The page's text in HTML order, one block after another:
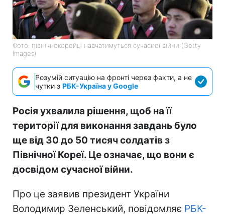
Фото: північнокорейці навчатимуться сучасної війни (Getty
Images)
Розумій ситуацію на фронті через факти, а не
чутки з РБК-Україна у Google
Росія ухвалила рішення, щоб на її
території для виконання завдань було
ще від 30 до 50 тисяч солдатів з
Північної Кореї. Це означає, що вони є
досвідом сучасної війни.
Про це заявив президент України
Володимир Зеленський, повідомляє РБК-